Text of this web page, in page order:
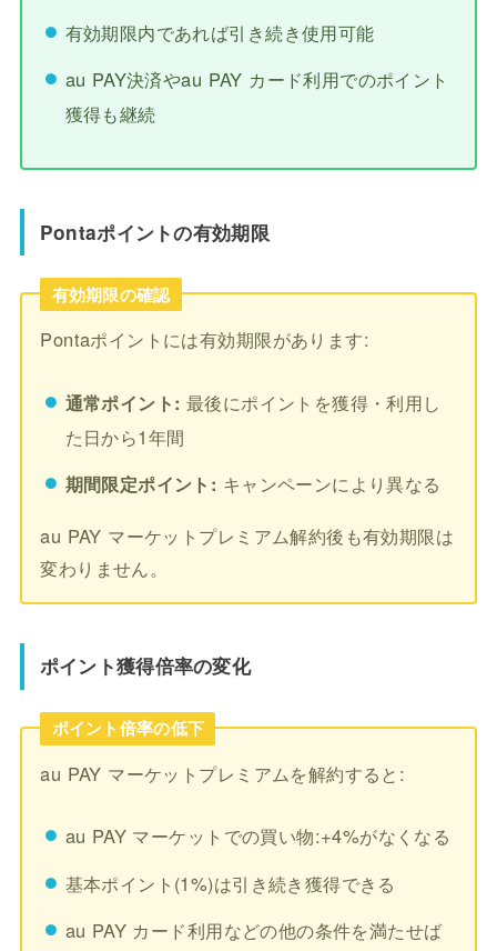
有効期限内であれば引き続き使用可能
au PAY決済やau PAY カード利用でのポイント
獲得も継続
Pontaポイントの有効期限
有効期限の確認
Pontaポイントには有効期限があります:
通常ポイント: 最後にポイントを獲得・利用し
た日から1年間
期間限定ポイント: キャンペーンにより異なる
au PAY マーケットプレミアム解約後も有効期限は
変わりません。
ポイント獲得倍率の変化
ポイント倍率の低下
au PAY マーケットプレミアムを解約すると:
au PAY マーケットでの買い物:+4%がなくなる
基本ポイント(1%)は引き続き獲得できる
au PAY カード利用などの他の条件を満たせば